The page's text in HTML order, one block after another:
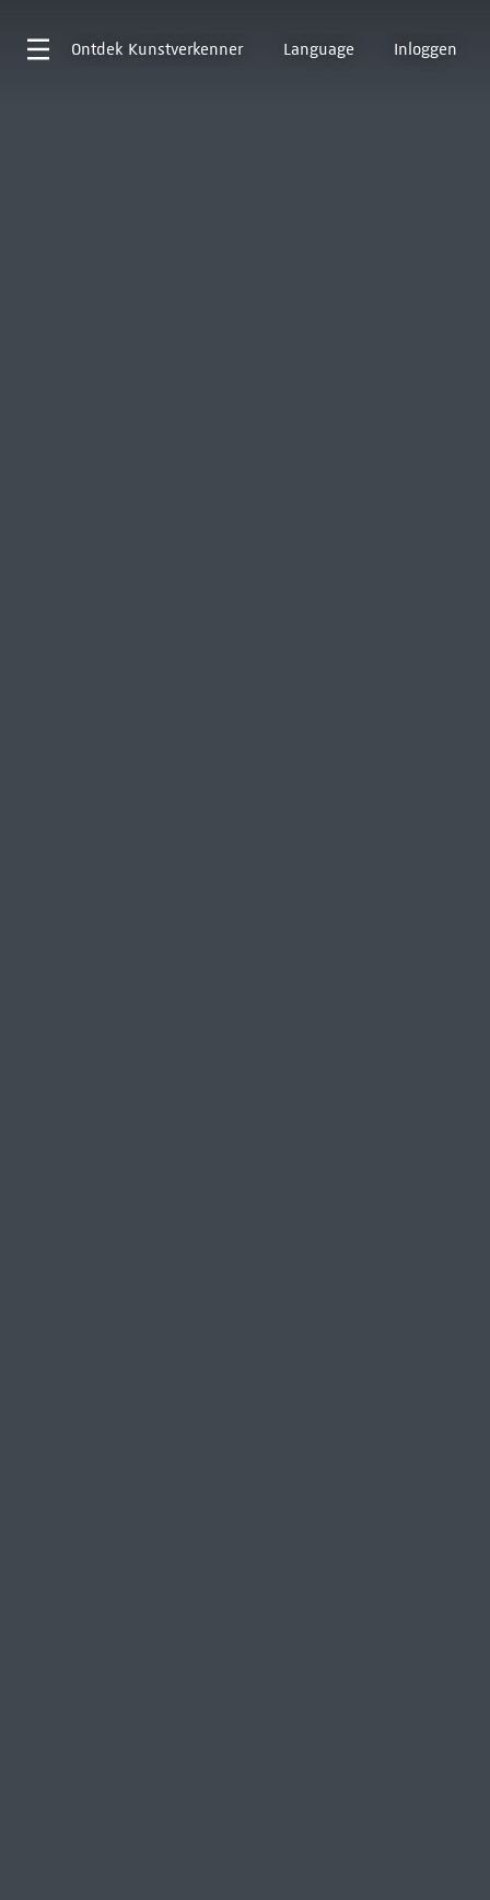
Ontdek Kunstverkenner Language Inloggen